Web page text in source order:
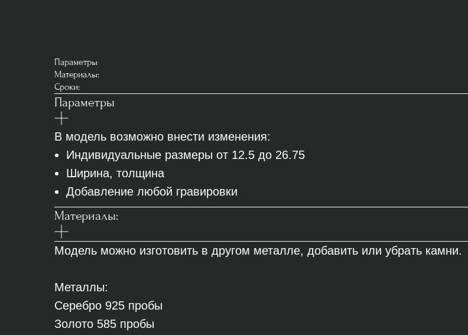
Параметры
Материалы:
Сроки:
Параметры
В модель возможно внести изменения:
Индивидуальные размеры от 12.5 до 26.75
Ширина, толщина
Добавление любой гравировки
Материалы:
Модель можно изготовить в другом металле, добавить или убрать камни.
Металлы:
Серебро 925 пробы
Золото 585 пробы